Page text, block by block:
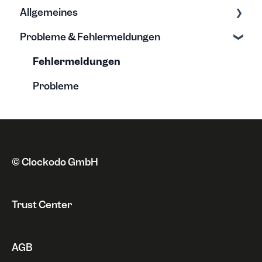
Lohnbuchhaltung
Kalenderintegration
Single Sign On
Automatisierung
Tarife & Lizenzen
Anschrift
Zahlungsweise
Kündigung & Sperrung
Allgemeines
Grundwissen zur Zeiterfassung
Neue Funktionen
Datenschutz
Probleme & Fehlermeldungen
Fehlermeldungen
Probleme
© Clockodo GmbH
Trust Center
AGB